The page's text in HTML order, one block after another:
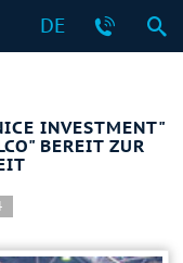
DE
INVESTMENT"
BEREIT ZUR